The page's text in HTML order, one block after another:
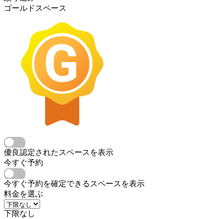
ゴールドスペース
優良認定されたスペースを表示
今すぐ予約
今すぐ予約を確定できるスペースを表示
料金を選ぶ
下限なし